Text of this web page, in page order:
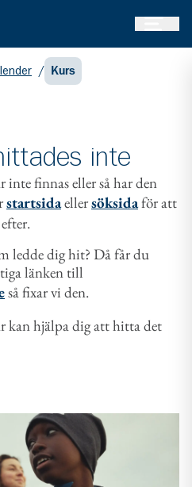
/ Kurs
inte
inte finnas eller så har den
startsidaellersöksidaför att
ledde dig hit? Då får du
länken till
så fixar vi den.
kan hjälpa dig att hitta det